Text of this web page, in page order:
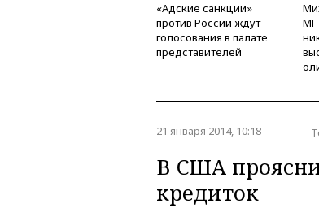
«Адские санкции»
против России ждут
голосования в палате
представителей
21 января 2014, 10:18
В США
кредиток